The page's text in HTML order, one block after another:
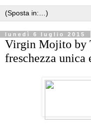
lunedì 6 luglio 2015
Virgin Mojito by
freschezza unica